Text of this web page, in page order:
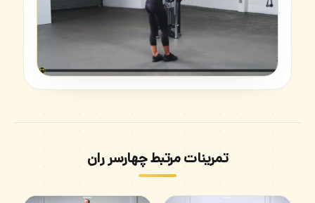
تمرینات مرتبط چهارسر ران